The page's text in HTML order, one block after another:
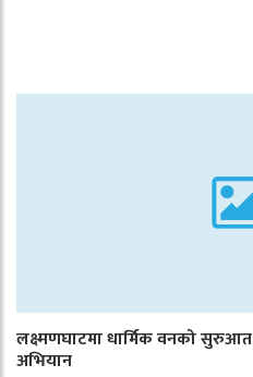
लक्ष्मणघाटमा धार्मिक वनको
अभियान